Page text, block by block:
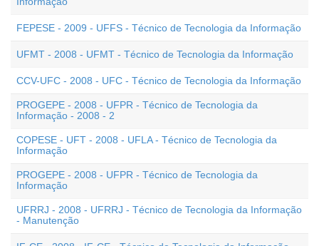
FEPESE - 2009 - UFFS - Técnico de Tecnologia da Informação
UFMT - 2008 - UFMT - Técnico de Tecnologia da Informação
CCV-UFC - 2008 - UFC - Técnico de Tecnologia da Informação
PROGEPE - 2008 - UFPR - Técnico de Tecnologia da
Informação - 2008 - 2
COPESE - UFT - 2008 - UFLA - Técnico de Tecnologia da
Informação
PROGEPE - 2008 - UFPR - Técnico de Tecnologia da
Informação
UFRRJ - 2008 - UFRRJ - Técnico de Tecnologia da Informação
- Manutenção